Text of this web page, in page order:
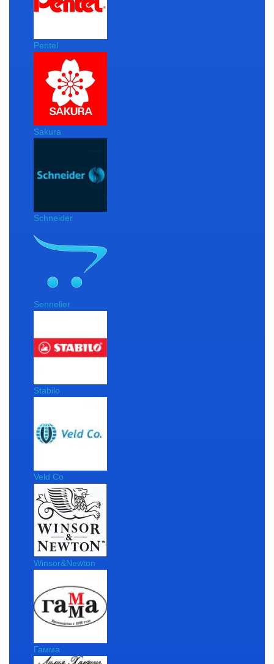
Pentel
Sakura
Schneider
Sennelier
Stabilo
Veld Co
Winsor&Newton
Гамма